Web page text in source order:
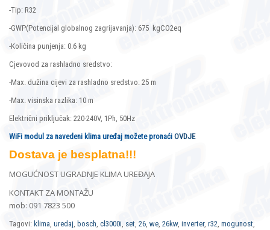
-Tip: R32
-GWP(Potencijal globalnog zagrijavanja): 675 kgCO2eq
-Količina punjenja: 0.6 kg
Cjevovod za rashladno sredstvo:
-Max. dužina cijevi za rashladno sredstvo: 25 m
-Max. visinska razlika: 10 m
Električni priključak: 220-240V, 1Ph, 50Hz
WiFi modul za navedeni klima uređaj možete pronaći OVDJE
Dostava je besplatna!!!
MOGUĆNOST UGRADNJE KLIMA UREĐAJA
KONTAKT ZA MONTAŽU
mob: 091 7823 500
Tagovi: klima uredaj bosch cl3000i set 26 we 26kw, inverter, r32 mogunost